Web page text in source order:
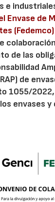
e
Envase de
(Fedemco)
de las
de
1055/
envases y